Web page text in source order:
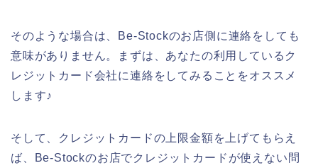
そのような場合は、Be-Stockのお店側に連絡をしても
意味がありません。まずは、あなたの利用しているク
レジットカード会社に連絡をしてみることをオススメ
します♪
そして、クレジットカードの上限金額を上げてもらえ
ば、Be-Stockのお店でクレジットカードが使えない問